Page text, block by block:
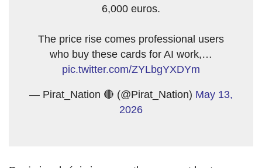
6,000 euros.
The price rise comes professional users
who buy these cards for AI work,…
pic.twitter.com/ZYLbgYXDYm
— Pirat_Nation 🔴 (@Pirat_Nation) May 13,
2026